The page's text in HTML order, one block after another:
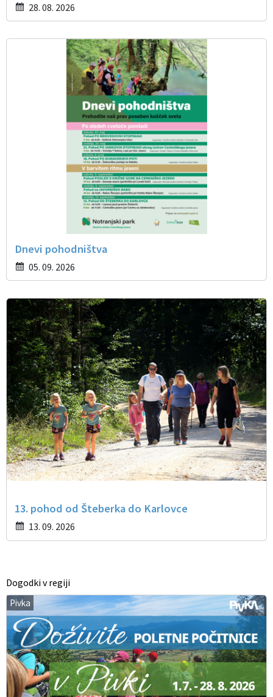
28. 08. 2026
Dnevi pohodništva
05. 09. 2026
13. pohod od Šteberka do Karlovce
13. 09. 2026
Dogodki v regiji
Pivka